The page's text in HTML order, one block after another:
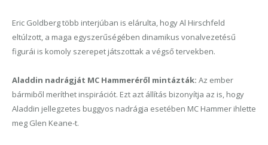
Eric Goldberg több interjúban is elárulta, hogy Al Hirschfeld
eltúlzott, a maga egyszerűségében dinamikus vonalvezetésű
figurái is komoly szerepet játszottak a végső tervekben.
Aladdin nadrágját MC Hammeréről mintázták: Az ember
bármiből meríthet inspirációt. Ezt azt állítás bizonyítja az is, hogy
Aladdin jellegzetes buggyos nadrágja esetében MC Hammer ihlette
meg Glen Keane-t.